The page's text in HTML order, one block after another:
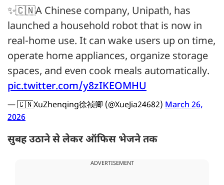
✨🇨🇳A Chinese company, Unipath, has
launched a household robot that is now in
real-home use. It can wake users up on time,
operate home appliances, organize storage
spaces, and even cook meals automatically.
pic.twitter.com/y8zIKEOMHU
— 🇨🇳XuZhenqing徐祯卿 (@XueJia24682) March 26,
2026
सुबह उठाने से लेकर ऑफिस भेजने तक
ADVERTISEMENT